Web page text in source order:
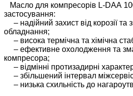
Масло для компресорів L-DAА
застосування:
– надійний захист від корозії та
обладнання;
– висока термічна та хімічна
– ефективне охолодження та
компресора;
– відмінні протизадирні
– збільшений інтервал
– низька схильність до